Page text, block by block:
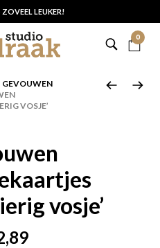
ZOVEEL LEUKER!
0
GEVOUWEN
VOSJE’
vosje’